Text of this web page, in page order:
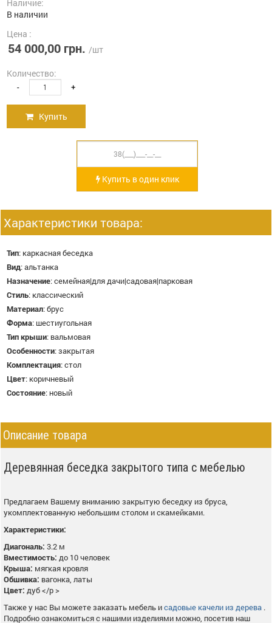
Наличие:
В наличии
Цена :
54 000,00 грн. /шт
Количество:
- +
Купить
Купить в один клик
Характеристики товара:
Тип: каркасная беседка
Вид:альтанка
Назначение:семейная|для дачи|садовая|парковая
Стиль: классический
Материал:брус
Форма: шестиугольная
Тип крыши: вальмовая
Особенности:закрытая
Комплектация:стол
Цвет: коричневый
Состояние: новый
Описание товара
Деревянная беседка закрытого типа с мебелью
Предлагаем Вашему вниманию закрытую беседку из бруса,
укомплектованную небольшим столом и скамейками.
Характеристики:
Диагональ: 3.2 м
Вместимость: до 10 человек
Крыша: мягкая кровля
Обшивка: вагонка, латы
Цвет: дуб </p >
Также у нас Вы можете заказать мебель исадовые качели из дерева .
Подробно ознакомиться с нашими изделиями можно, посетив наш